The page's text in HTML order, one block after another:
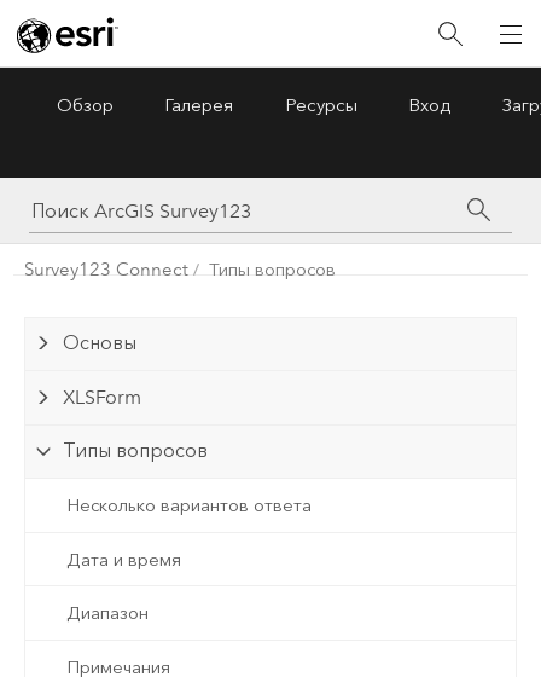
ArcGIS Survey123
Обзор Галерея Ресурсы Вход
Survey123 Connect Типы вопросов
Основы
XLSForm
Типы вопросов
Несколько вариантов ответа
Дата и время
Диапазон
Примечания